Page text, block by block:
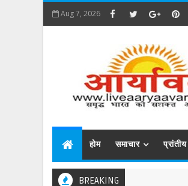
Aug 7, 2026
होम समाचार प्रांतीय
BREAKING